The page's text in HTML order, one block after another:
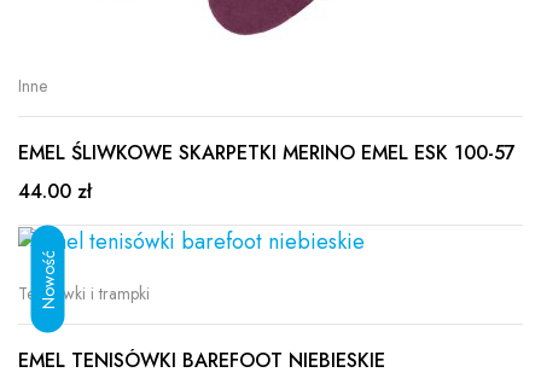
Inne
EMEL ŚLIWKOWE SKARPETKI MERINO EMEL ESK 100-57
44.00 zł
Tenisówki i trampki
EMEL TENISÓWKI BAREFOOT NIEBIESKIE